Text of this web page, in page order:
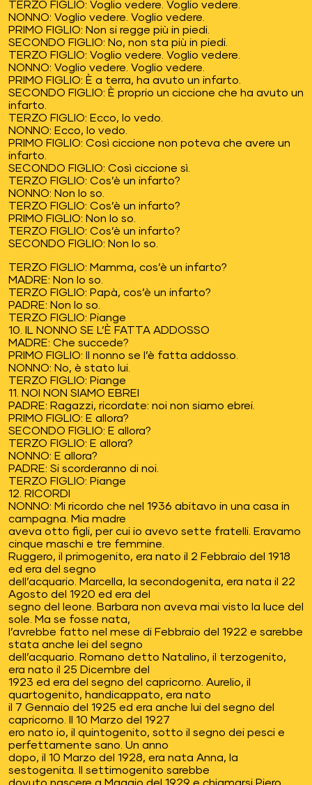
TERZO FIGLIO: Voglio vedere. Voglio vedere.
NONNO: Voglio vedere. Voglio vedere.
PRIMO FIGLIO: Non si regge più in piedi.
SECONDO FIGLIO: No, non sta più in piedi.
TERZO FIGLIO: Voglio vedere. Voglio vedere.
NONNO: Voglio vedere. Voglio vedere.
PRIMO FIGLIO: È a terra, ha avuto un infarto.
SECONDO FIGLIO: È proprio un ciccione che ha avuto un
infarto.
TERZO FIGLIO: Ecco, lo vedo.
NONNO: Ecco, lo vedo.
PRIMO FIGLIO: Così ciccione non poteva che avere un
infarto.
SECONDO FIGLIO: Così ciccione sì.
TERZO FIGLIO: Cos’è un infarto?
NONNO: Non lo so.
TERZO FIGLIO: Cos’è un infarto?
PRIMO FIGLIO: Non lo so.
TERZO FIGLIO: Cos’è un infarto?
SECONDO FIGLIO: Non lo so.
TERZO FIGLIO: Mamma, cos’è un infarto?
MADRE: Non lo so.
TERZO FIGLIO: Papà, cos’è un infarto?
PADRE: Non lo so.
TERZO FIGLIO: Piange
10. IL NONNO SE L’È FATTA ADDOSSO
MADRE: Che succede?
PRIMO FIGLIO: Il nonno se l’è fatta addosso.
NONNO: No, è stato lui.
TERZO FIGLIO: Piange
11. NOI NON SIAMO EBREI
PADRE: Ragazzi, ricordate: noi non siamo ebrei.
PRIMO FIGLIO: E allora?
SECONDO FIGLIO: E allora?
TERZO FIGLIO: E allora?
NONNO: E allora?
PADRE: Si scorderanno di noi.
TERZO FIGLIO: Piange
12. RICORDI
NONNO: Mi ricordo che nel 1936 abitavo in una casa in
campagna. Mia madre
aveva otto figli, per cui io avevo sette fratelli. Eravamo
cinque maschi e tre femmine.
Ruggero, il primogenito, era nato il 2 Febbraio del 1918
ed era del segno
dell’acquario. Marcella, la secondogenita, era nata il 22
Agosto del 1920 ed era del
segno del leone. Barbara non aveva mai visto la luce del
sole. Ma se fosse nata,
l’avrebbe fatto nel mese di Febbraio del 1922 e sarebbe
stata anche lei del segno
dell’acquario. Romano detto Natalino, il terzogenito,
era nato il 25 Dicembre del
1923 ed era del segno del capricorno. Aurelio, il
quartogenito, handicappato, era nato
il 7 Gennaio del 1925 ed era anche lui del segno del
capricorno. Il 10 Marzo del 1927
ero nato io, il quintogenito, sotto il segno dei pesci e
perfettamente sano. Un anno
dopo, il 10 Marzo del 1928, era nata Anna, la
sestogenita. Il settimogenito sarebbe